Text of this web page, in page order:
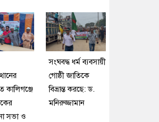
কালিগঞ্জে
সভা ও
সংঘবদ্ধ ধর্ম ব্যবসায়ী
গোষ্ঠী জাতিকে
বিভ্রান্ত করছে: ড.
মনিরুজ্জামান